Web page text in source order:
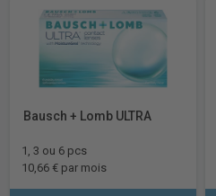
Bausch + Lomb ULTRA
1, 3 ou 6 pcs
10,66 € par mois